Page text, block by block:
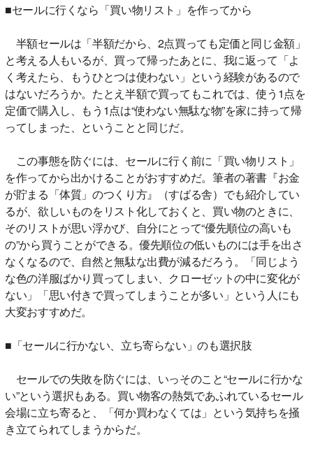
■セールに行くなら「買い物リスト」を作ってから
半額セールは「半額だから、2点買っても定価と同じ金額」
と考える人もいるが、買って帰ったあとに、我に返って「よ
く考えたら、もうひとつは使わない」という経験があるので
はないだろうか。たとえ半額で買ってもこれでは、使う1点を
定価で購入し、もう1点は“使わない無駄な物”を家に持って帰
ってしまった、ということと同じだ。
この事態を防ぐには、セールに行く前に「買い物リスト」
を作ってから出かけることがおすすめだ。筆者の著書『お金
が貯まる「体質」のつくり方』（すばる舎）でも紹介してい
るが、欲しいものをリスト化しておくと、買い物のときに、
そのリストが思い浮かび、自分にとって“優先順位の高いも
の”から買うことができる。優先順位の低いものには手を出さ
なくなるので、自然と無駄な出費が減るだろう。「同じよう
な色の洋服ばかり買ってしまい、クローゼットの中に変化が
ない」「思い付きで買ってしまうことが多い」という人にも
大変おすすめだ。
■「セールに行かない、立ち寄らない」のも選択肢
セールでの失敗を防ぐには、いっそのこと“セールに行かな
い”という選択もある。買い物客の熱気であふれているセール
会場に立ち寄ると、「何か買わなくては」という気持ちを掻
き立てられてしまうからだ。